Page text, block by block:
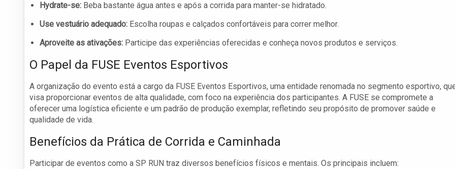
Hydrate-se: Beba bastante água antes e após a corrida para manter-se hidratado.
Use vestuário adequado: Escolha roupas e calçados confortáveis para correr melhor.
Aproveite as ativações: Participe das experiências oferecidas e conheça novos produtos e serviços.
O Papel da FUSE Eventos Esportivos
A organização do evento está a cargo da FUSE Eventos Esportivos, uma entidade renomada no segmento esportivo,
visa proporcionar eventos de alta qualidade, com foco na experiência dos participantes. A FUSE se compromete a
oferecer uma logística eficiente e um padrão de produção exemplar, refletindo seu propósito de promover saúde e
qualidade de vida.
Benefícios da Prática de Corrida e Caminhada
Participar de eventos como a SP RUN traz diversos benefícios físicos e mentais. Os principais incluem: